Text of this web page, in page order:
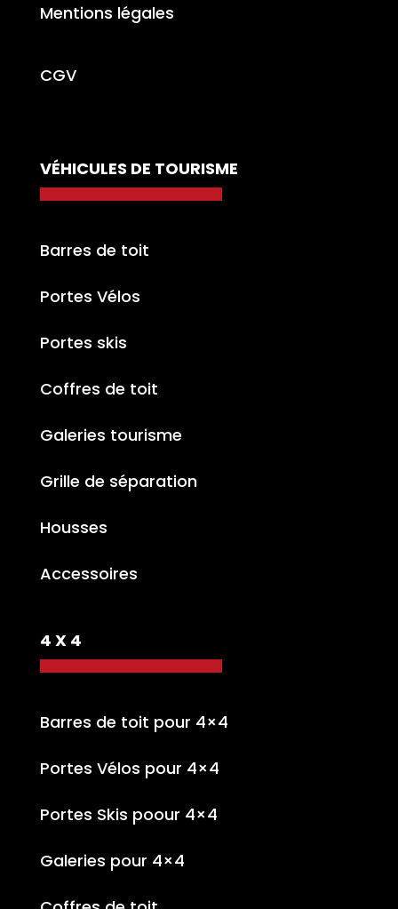
Mentions légales
CGV
VÉHICULES DE TOURISME
Barres de toit
Portes Vélos
Portes skis
Coffres de toit
Galeries tourisme
Grille de séparation
Housses
Accessoires
4 X 4
Barres de toit pour 4×4
Portes Vélos pour 4×4
Portes Skis poour 4×4
Galeries pour 4×4